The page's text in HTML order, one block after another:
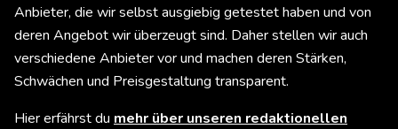
Anbieter, die wir selbst ausgiebig getestet haben und von
deren Angebot wir überzeugt sind. Daher stellen wir auch
verschiedene Anbieter vor und machen deren Stärken,
Schwächen und Preisgestaltung transparent.
Hier erfährst du mehr über unseren redaktionellen